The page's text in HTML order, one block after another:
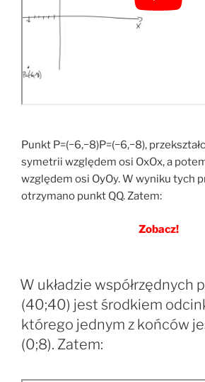
Punkt P=(−6,−8)P=(−6,−8),
symetrii względem osi OxOx, a
względem osi OyOy. W wyniku tych
otrzymano punkt QQ. Zatem:
Zobacz!
W układzie współrzędnych
(40;40) jest środkiem
którego jednym z końców
(0;8). Zatem: